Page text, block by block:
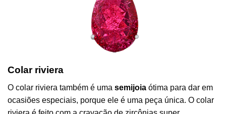
Colar riviera
O colar riviera também é uma semijoia ótima para dar em
ocasiões especiais, porque ele é uma peça única. O colar